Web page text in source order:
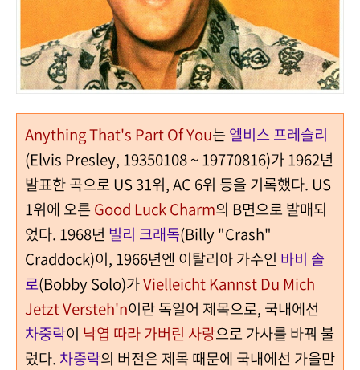
Anything That's Part Of You는 엘비스 프레슬리
(Elvis Presley, 19350108 ~ 19770816)가 1962년
발표한 곡으로 US 31위, AC 6위 등을 기록했다. US
1위에 오른Good Luck Charm의 B면으로 발매되
었다. 1968년 빌리 크래독(Billy "Crash"
Craddock)이, 1966년엔 이탈리아 가수인 바비 솔
로(Bobby Solo)가Vielleicht Kannst Du Mich
Jetzt Versteh'n이란 독일어 제목으로, 국내에선
차중락이 낙엽 따라 가버린 사랑으로 가사를 바꿔 불
렀다. 차중락의 버전은 제목 때문에 국내에선 가을만